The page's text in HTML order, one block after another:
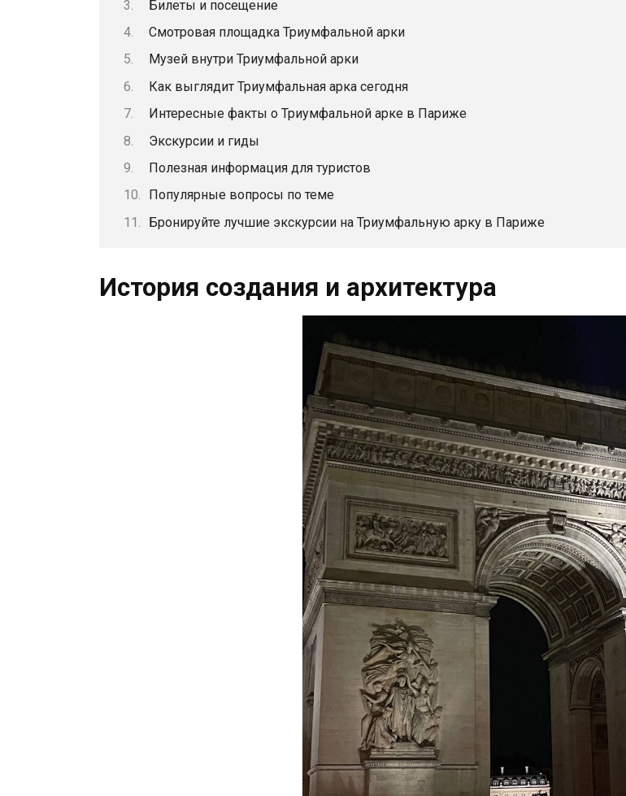
Билеты и посещение
Смотровая площадка Триумфальной арки
Музей внутри Триумфальной арки
Как выглядит Триумфальная арка сегодня
Интересные факты о Триумфальной арке в Париже
Экскурсии и гиды
Полезная информация для туристов
Популярные вопросы по теме
Бронируйте лучшие экскурсии на Триумфальную арку в Париже
История создания и архитектура